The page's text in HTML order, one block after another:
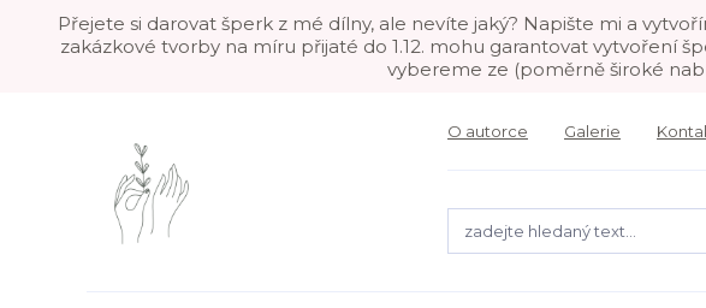
Přejete si darovat šperk z mé dílny, ale nevíte jaký? Napište mi a
zakázkové tvorby na míru přijaté do 1.12. mohu garantovat vytvoření
vybereme ze (poměrně široké
O autorce Galerie